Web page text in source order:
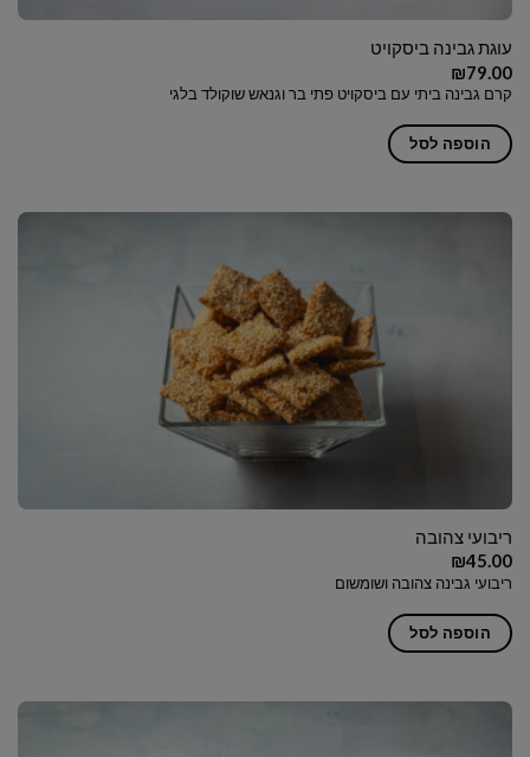
עוגת גבינה ביסקויט
₪79.00
קרם גבינה ביתי עם ביסקויט פתי בר וגנאש שוקולד בלגי
הוספה לסל
ריבועי צהובה
₪45.00
ריבועי גבינה צהובה ושומשום
הוספה לסל